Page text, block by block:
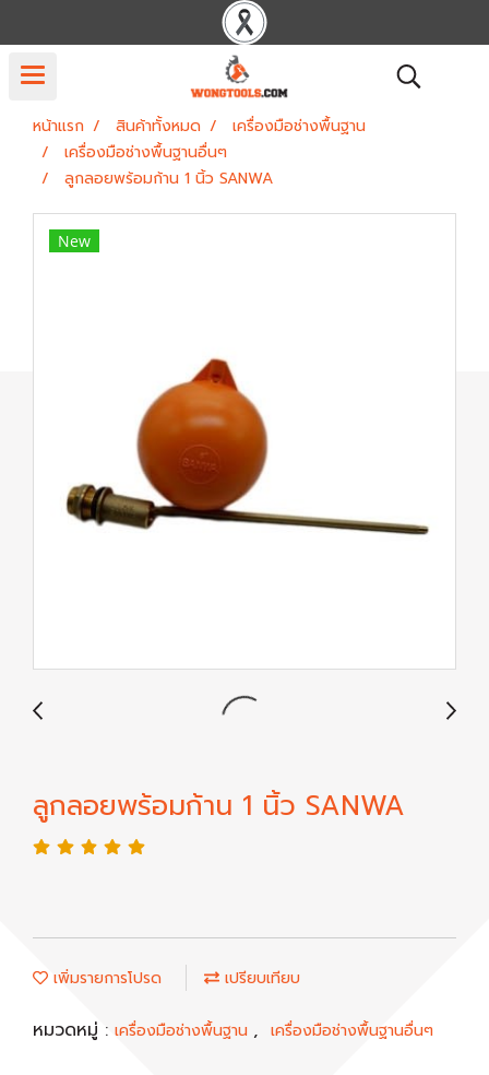
หน้าแรก สินค้าทั้งหมด
เครื่องมือช่างพื้นฐาน
เครื่องมือช่างพื้นฐานอื่นๆ
ลูกลอยพร้อมก้าน 1 นิ้ว SANWA
New
ลูกลอยพร้อมก้าน 1 นิ้ว SANWA
เพิ่มรายการโปรด เปรียบเทียบ
หมวดหมู่ : เครื่องมือช่างพื้นฐาน , เครื่องมือช่างพื้นฐานอื่นๆ